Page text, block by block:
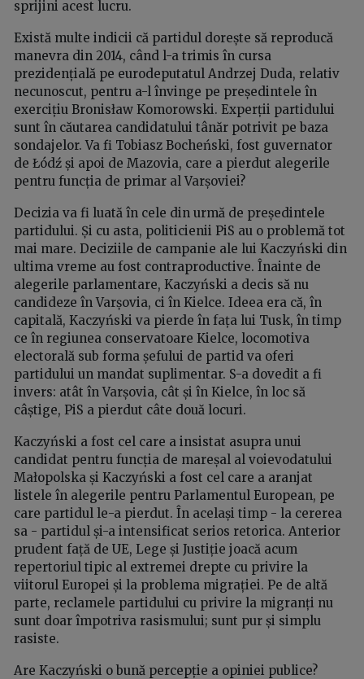
sprijini acest lucru.
Există multe indicii că partidul dorește să reproducă
manevra din 2014, când l-a trimis în cursa
prezidențială pe eurodeputatul Andrzej Duda, relativ
necunoscut, pentru a-l învinge pe președintele în
exercițiu Bronisław Komorowski. Experții partidului
sunt în căutarea candidatului tânăr potrivit pe baza
sondajelor. Va fi Tobiasz Bocheński, fost guvernator
de Łódź și apoi de Mazovia, care a pierdut alegerile
pentru funcția de primar al Varșoviei?
Decizia va fi luată în cele din urmă de președintele
partidului. Și cu asta, politicienii PiS au o problemă tot
mai mare. Deciziile de campanie ale lui Kaczyński din
ultima vreme au fost contraproductive. Înainte de
alegerile parlamentare, Kaczyński a decis să nu
candideze în Varșovia, ci în Kielce. Ideea era că, în
capitală, Kaczyński va pierde în fața lui Tusk, în timp
ce în regiunea conservatoare Kielce, locomotiva
electorală sub forma șefului de partid va oferi
partidului un mandat suplimentar. S-a dovedit a fi
invers: atât în Varșovia, cât și în Kielce, în loc să
câștige, PiS a pierdut câte două locuri.
Kaczyński a fost cel care a insistat asupra unui
candidat pentru funcția de mareșal al voievodatului
Małopolska și Kaczyński a fost cel care a aranjat
listele în alegerile pentru Parlamentul European, pe
care partidul le-a pierdut. În același timp - la cererea
sa - partidul și-a intensificat serios retorica. Anterior
prudent față de UE, Lege și Justiție joacă acum
repertoriul tipic al extremei drepte cu privire la
viitorul Europei și la problema migrației. Pe de altă
parte, reclamele partidului cu privire la migranți nu
sunt doar împotriva rasismului; sunt pur și simplu
rasiste.
Are Kaczyński o bună percepție a opiniei publice?